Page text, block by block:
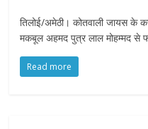
तिलोई/अमेठी। कोतवाली जायस के
मकबूल अहमद पुत्र लाल मोहम्मद से
Read more